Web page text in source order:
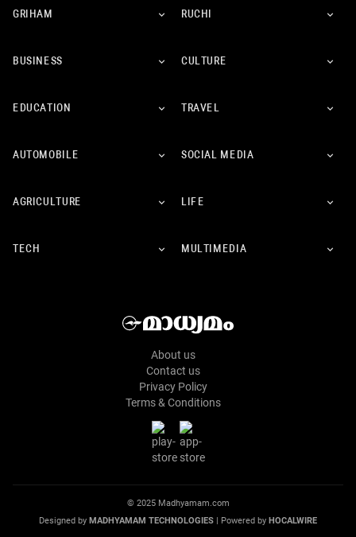
GRIHAM RUCHI
BUSINESS CULTURE
EDUCATION TRAVEL
AUTOMOBILE SOCIAL MEDIA
AGRICULTURE LIFE
TECH MULTIMEDIA
About us
Contact us
Privacy Policy
Terms & Conditions
© 2025 Madhyamam.com
Designed by MADHYAMAM TECHNOLOGIES | Powered by HOCALWIRE